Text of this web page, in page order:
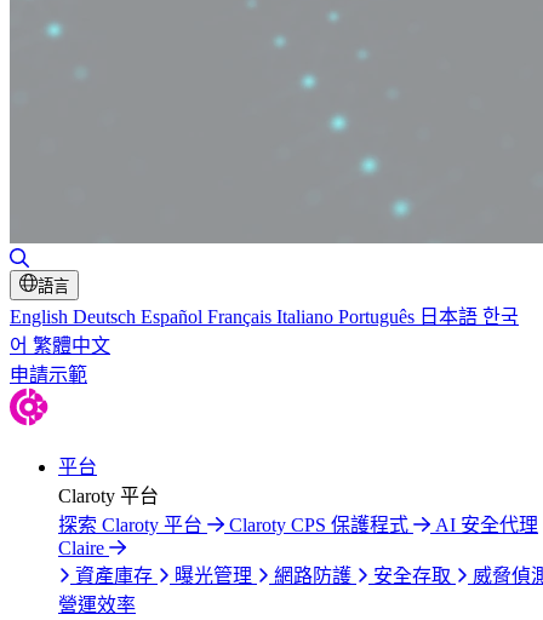
切換搜尋
語言
English Deutsch Español Français Italiano Português 日本語 한국
어 繁體中文
申請示範
平台
Claroty 平台
探索 Claroty 平台
Claroty CPS 保護程式
AI 安全代理
Claire
資產庫存
曝光管理 網路防護 安全存取
威脅偵
營運效率